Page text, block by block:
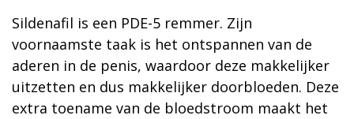
Sildenafil is een PDE-5 remmer. Zijn
voornaamste taak is het ontspannen van de
aderen in de penis, waardoor deze makkelijker
uitzetten en dus makkelijker doorbloeden. Deze
extra toename van de bloedstroom maakt het